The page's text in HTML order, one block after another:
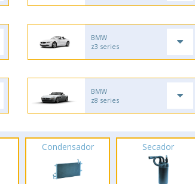
BMW
z3 series
BMW
z8 series
Condensador Secador